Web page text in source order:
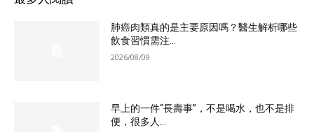
肺癌肉類真的是主要原因嗎？醫生解析哪些
飲食習慣需注...
2026/08/09
早上的一件“長壽事”，不是喝水，也不是排
便，很多人...